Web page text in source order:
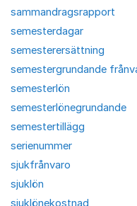
sammandragsrapport
semesterdagar
semesterersättning
semestergrundande
semesterlön
semesterlönegrundande
semestertillägg
serienummer
sjukfrånvaro
sjuklön
sjuklönekostnad